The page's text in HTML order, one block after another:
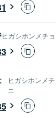
ヒガシホンメチ
ヒガシホンメ
ニ